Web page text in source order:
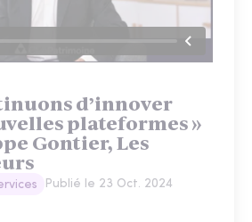
d’innover
plateformes »
Gontier, Les
Publié le 23 Oct. 2024